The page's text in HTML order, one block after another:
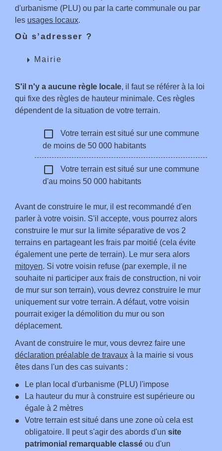
d'urbanisme (PLU) ou par la carte communale ou par
les usages locaux.
Où s’adresser ?
arrow_right Mairie
S'il n'y a aucune règle locale, il faut se référer à la loi
qui fixe des règles de hauteur minimale. Ces règles
dépendent de la situation de votre terrain.
check_box_outline_blank
Votre terrain est situé sur une commune
de moins de 50 000 habitants
check_box_outline_blank
Votre terrain est situé sur une commune
d'au moins 50 000 habitants
Avant de construire le mur, il est recommandé d'en
parler à votre voisin. S'il accepte, vous pourrez alors
construire le mur sur la limite séparative de vos 2
terrains en partageant les frais par moitié (cela évite
également une perte de terrain). Le mur sera alors
mitoyen. Si votre voisin refuse (par exemple, il ne
souhaite ni participer aux frais de construction, ni voir
de mur sur son terrain), vous devrez construire le mur
uniquement sur votre terrain. A défaut, votre voisin
pourrait exiger la démolition du mur ou son
déplacement.
Avant de construire le mur, vous devrez faire une
déclaration préalable de travaux à la mairie si vous
êtes dans l'un des cas suivants :
Le plan local d'urbanisme (PLU) l'impose
La hauteur du mur à construire est supérieure ou
égale à 2 mètres
Votre terrain est situé dans une zone où cela est
obligatoire. Il peut s'agir des abords d'un site
patrimonial remarquable classé ou d'un